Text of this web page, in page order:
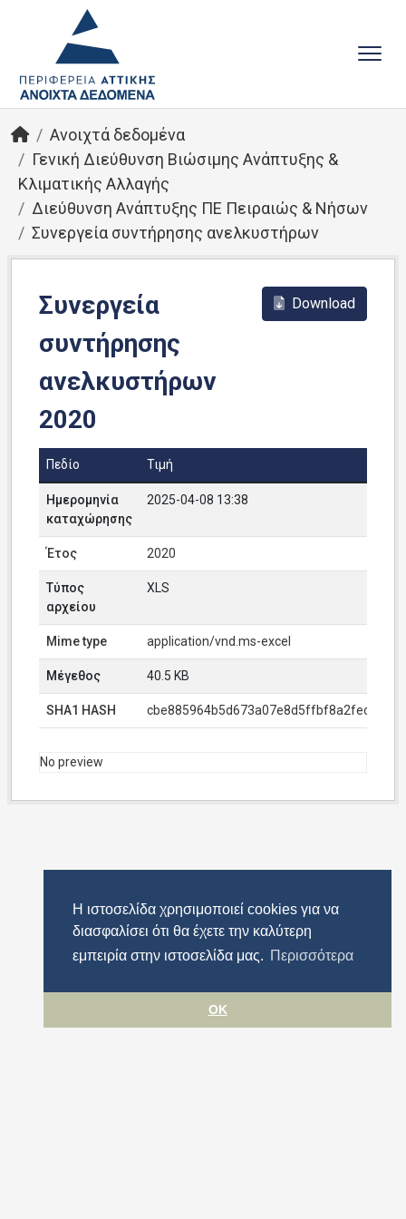
Η ιστοσελίδα χρησιμοποιεί cookies για να
διασφαλίσει ότι θα έχετε την καλύτερη
εμπειρία στην ιστοσελίδα μας. Περισσότερα
OK
Ανοιχτά δεδομένα
Γενική Διεύθυνση Βιώσιμης Ανάπτυξης &
Κλιματικής Αλλαγής
Διεύθυνση Ανάπτυξης ΠΕ Πειραιώς & Νήσων
Συνεργεία συντήρησης ανελκυστήρων
Συνεργεία
συντήρησης
ανελκυστήρων
2020
Download
Πεδίο Τιμή
Ημερομηνία
καταχώρησης
2025-04-08 13:38
Έτος 2020
Τύπος
αρχείου
XLS
Mime type application/vnd.ms-excel
Μέγεθος 40.5 KB
SHA1 HASH
No preview